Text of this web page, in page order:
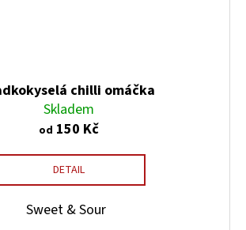
chilli omáčka
Skladem
od 150 Kč
DETAIL
Sweet & Sour